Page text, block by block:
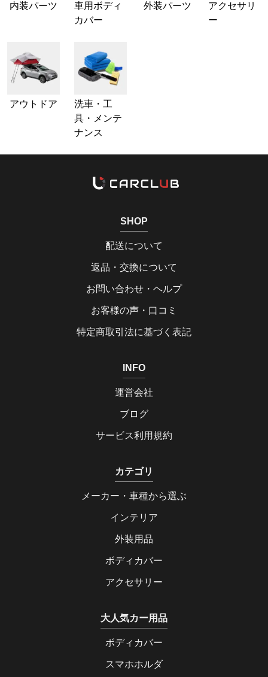
内装パーツ
車用ボディ
カバー
外装パーツ
アクセサリ
ー
アウトドア
洗車・工
具・メンテ
ナンス
SHOP
配送について
返品・交換について
お問い合わせ・ヘルプ
お客様の声・口コミ
特定商取引法に基づく表記
INFO
運営会社
ブログ
サービス利用規約
カテゴリ
メーカー・車種から選ぶ
インテリア
外装用品
ボディカバー
アクセサリー
大人気カー用品
ボディカバー
スマホホルダ